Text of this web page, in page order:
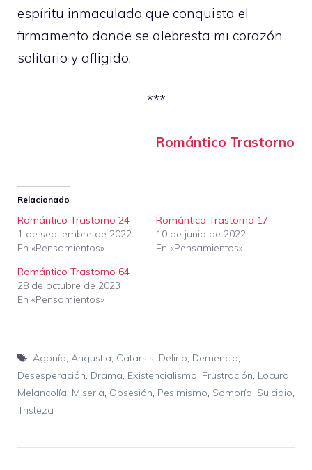
espíritu inmaculado que conquista el
firmamento donde se alebresta mi corazón
solitario y afligido.
***
Romántico Trastorno
Relacionado
Romántico Trastorno 24
1 de septiembre de 2022
En «Pensamientos»
Romántico Trastorno 17
10 de junio de 2022
En «Pensamientos»
Romántico Trastorno 64
28 de octubre de 2023
En «Pensamientos»
Etiquetas
Agonía, Angustia, Catarsis, Delirio, Demencia,
Desesperación, Drama, Existencialismo, Frustración, Locura,
Melancolía, Miseria, Obsesión, Pesimismo, Sombrío, Suicidio,
Tristeza